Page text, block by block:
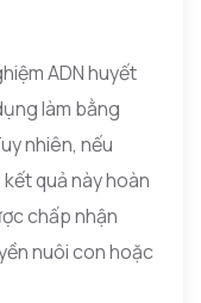
ADN huyết
làm bằng
nhiên, nếu
quả này hoàn
chấp nhận
nuôi con hoặc